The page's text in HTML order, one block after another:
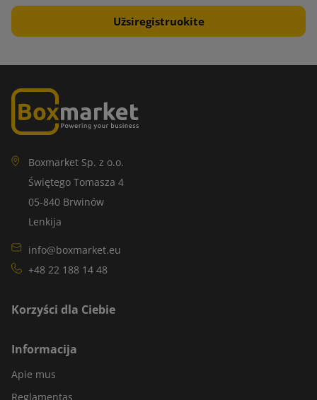
Boxmarket Sp. z o.o.
Świętego Tomasza 4
05-840 Brwinów
Lenkija
info@boxmarket.eu
+48 22 188 14 48
Korzyści dla Ciebie
Informacija
Apie mus
Reglamentas